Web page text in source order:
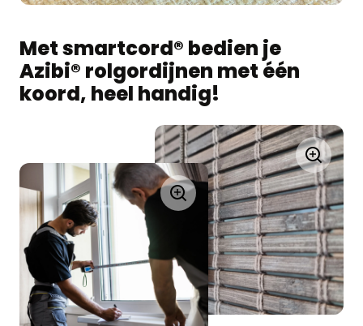
Met smartcord® bedien je
Azibi® rolgordijnen met één
koord, heel handig!